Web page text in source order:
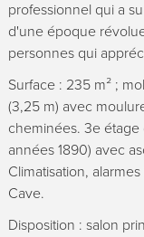
professionnel qui a
d'une époque
personnes qui
Surface : 235 m² ;
(3,25 m) avec
cheminées. 3e
années 1890) avec
Climatisation,
Cave.
Disposition : salon